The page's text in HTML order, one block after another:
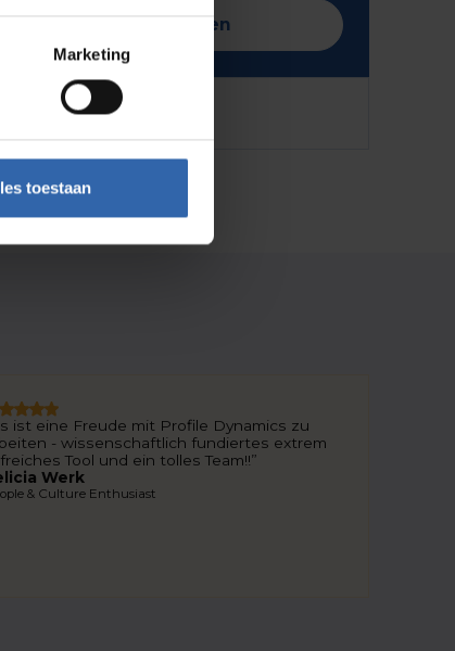
Marketing
toestaan
Jetzt anfragen
ist eine Freude mit Profile Dynamics zu
- wissenschaftlich fundiertes extrem
Tool und ein tolles Team!!”
Werk
& Culture Enthusiast